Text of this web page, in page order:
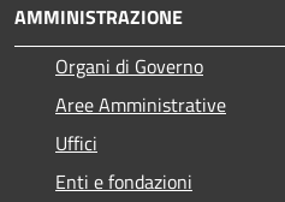
AMMINISTRAZIONE
Organi di Governo
Aree Amministrative
Uffici
Enti e fondazioni